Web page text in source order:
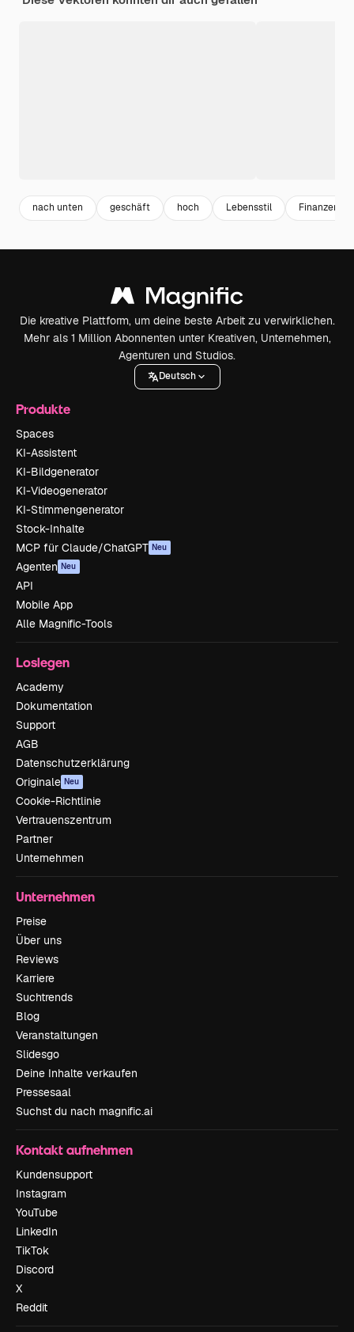
nach unten geschäft hoch Lebensstil Finanzen
Die kreative Plattform, um deine beste Arbeit zu verwirklichen.
Mehr als 1 Million Abonnenten unter Kreativen, Unternehmen,
Agenturen und Studios.
Deutsch
Produkte
Spaces
KI-Assistent
KI-Bildgenerator
KI-Videogenerator
KI-Stimmengenerator
Stock-Inhalte
MCP für Claude/ChatGPT Neu
Agenten Neu
API
Mobile App
Alle Magnific-Tools
Loslegen
Academy
Dokumentation
Support
AGB
Datenschutzerklärung
Originale Neu
Cookie-Richtlinie
Vertrauenszentrum
Partner
Unternehmen
Unternehmen
Preise
Über uns
Reviews
Karriere
Suchtrends
Blog
Veranstaltungen
Slidesgo
Deine Inhalte verkaufen
Pressesaal
Suchst du nach magnific.ai
Kontakt aufnehmen
Kundensupport
Instagram
YouTube
LinkedIn
TikTok
Discord
X
Reddit